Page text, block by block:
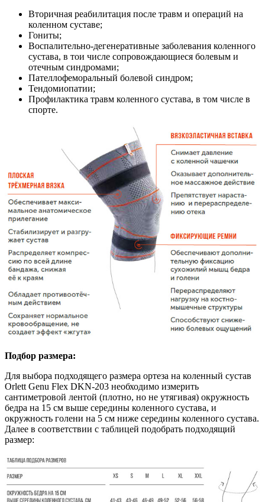
Вторичная реабилитация после травм и операций на
коленном суставе;
Гониты;
Воспалительно-дегенеративные заболевания коленного
сустава, в тои числе сопровождающиеся болевым и
отечным синдромами;
Пателлофеморальный болевой синдром;
Тендомиопатии;
Профилактика травм коленного сустава, в том числе в
спорте.
Подбор размера:
Для выбора подходящего размера ортеза на коленный сустав
Orlett Genu Flex DKN-203 необходимо измерить
сантиметровой лентой (плотно, но не утягивая) окружность
бедра на 15 см выше середины коленного сустава, и
окружность голени на 5 см ниже середины коленного сустава.
Далее в соответствии с таблицей подобрать подходящий
размер: